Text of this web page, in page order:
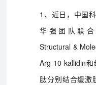
1、近日，中国
华强团队联
Structural &
Arg 10-kallidin
肽分别结合缓激